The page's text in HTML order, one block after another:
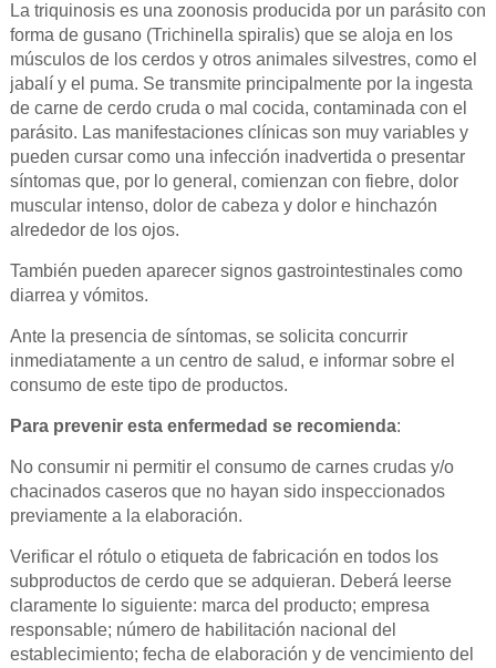
La triquinosis es una zoonosis producida por un parásito con
forma de gusano (Trichinella spiralis) que se aloja en los
músculos de los cerdos y otros animales silvestres, como el
jabalí y el puma. Se transmite principalmente por la ingesta
de carne de cerdo cruda o mal cocida, contaminada con el
parásito. Las manifestaciones clínicas son muy variables y
pueden cursar como una infección inadvertida o presentar
síntomas que, por lo general, comienzan con fiebre, dolor
muscular intenso, dolor de cabeza y dolor e hinchazón
alrededor de los ojos.
También pueden aparecer signos gastrointestinales como
diarrea y vómitos.
Ante la presencia de síntomas, se solicita concurrir
inmediatamente a un centro de salud, e informar sobre el
consumo de este tipo de productos.
Para prevenir esta enfermedad se recomienda:
No consumir ni permitir el consumo de carnes crudas y/o
chacinados caseros que no hayan sido inspeccionados
previamente a la elaboración.
Verificar el rótulo o etiqueta de fabricación en todos los
subproductos de cerdo que se adquieran. Deberá leerse
claramente lo siguiente: marca del producto; empresa
responsable; número de habilitación nacional del
establecimiento; fecha de elaboración y de vencimiento del